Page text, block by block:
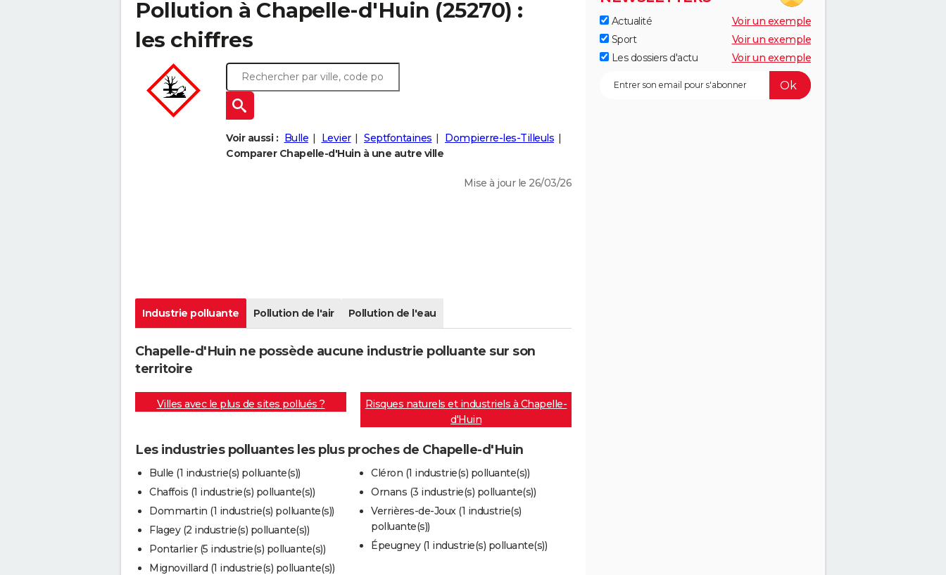
Pollution à Chapelle-d'Huin (25270) :
les chiffres
Voir aussi : Bulle Levier Septfontaines
Dompierre-les-Tilleuls
Comparer Chapelle-d'Huin à une autre ville
Mise à jour le 26/03/26
Industrie polluante Pollution de l'air Pollution de l'eau
Chapelle-d'Huin ne possède aucune industrie polluante sur son
territoire
Villes avec le plus de sites pollués ?
Risques naturels et industriels à Chapelle-
d'Huin
Les industries polluantes les plus proches de Chapelle-d'Huin
Bulle (1 industrie(s) polluante(s))
Chaffois (1 industrie(s) polluante(s))
Dommartin (1 industrie(s) polluante(s))
Flagey (2 industrie(s) polluante(s))
Pontarlier (5 industrie(s) polluante(s))
Mignovillard (1 industrie(s) polluante(s))
Cléron (1 industrie(s) polluante(s))
Ornans (3 industrie(s) polluante(s))
Verrières-de-Joux (1 industrie(s)
polluante(s))
Épeugney (1 industrie(s) polluante(s))
Actualité
Voir un exemple
Sport
Voir un exemple
Les dossiers d'actu
Voir un exemple